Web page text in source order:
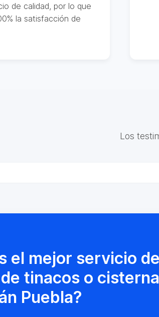
de calidad, por lo que
la satisfacción de
Los
el mejor servicio de
tinacos o
Puebla?